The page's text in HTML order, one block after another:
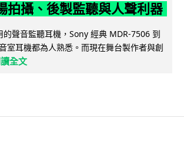
拍攝、後製監聽與人聲利器
的聲音監聽耳機，Sony 經典 MDR-7506 到
室耳機都為人熟悉。而現在舞台製作者與創
全文